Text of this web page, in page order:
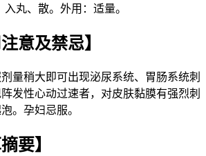
入丸、散。外用：适量。
意及禁忌】
量稍大即可出现泌尿系统、胃肠系统刺
发性心动过速者，对皮肤黏膜有强烈刺
。孕妇忌服。
要】